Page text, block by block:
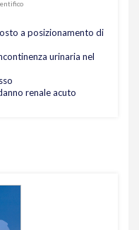
a posizionamento di
urinaria nel
renale acuto